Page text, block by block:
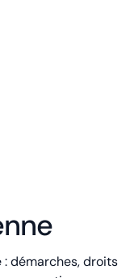
: démarches, droits